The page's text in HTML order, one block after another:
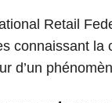
Retail
connaissant la
d’un